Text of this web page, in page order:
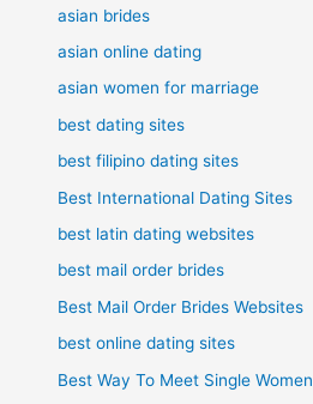
asian brides
asian online dating
asian women for marriage
best dating sites
best filipino dating sites
Best International Dating Sites
best latin dating websites
best mail order brides
Best Mail Order Brides Websites
best online dating sites
Best Way To Meet Single Women